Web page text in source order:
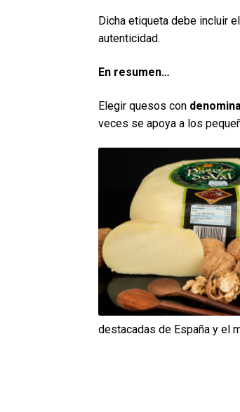
Dicha etiqueta debe incluir
autenticidad.
En resumen…
Elegir quesos con
veces se apoya a los
destacadas de España y el